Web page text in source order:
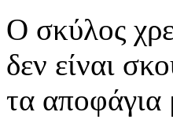
Ο σκύλος
δεν είναι
τα αποφάγια